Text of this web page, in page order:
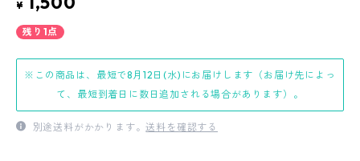
¥
残り1点
※この商品は、最短で8月12日(水)にお届けします（お届け先によっ
て、最短到着日に数日追加される場合があります）。
別途送料がかかります。送料を確認する